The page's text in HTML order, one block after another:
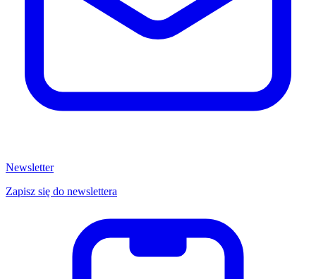
Newsletter
Zapisz się do newslettera